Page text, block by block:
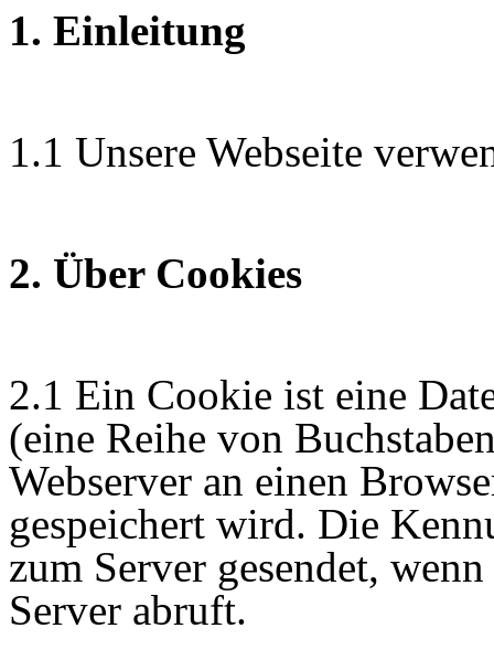
1. Einleitung
1.1 Unsere Webseite
2. Über Cookies
2.1 Ein Cookie ist eine
(eine Reihe von
Webserver an einen
gespeichert wird. Die
zum Server gesendet,
Server abruft.